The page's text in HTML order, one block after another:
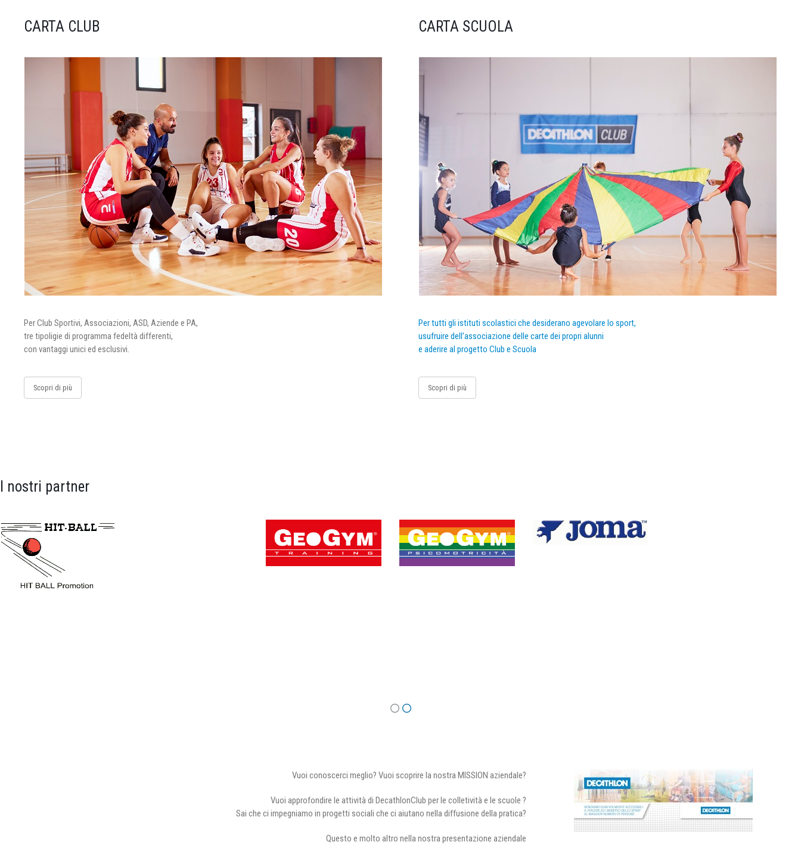
CARTA CLUB
Per Club Sportivi, Associazioni, ASD, Aziende e PA,
tre tipoligie di programma fedeltà differenti,
con vantaggi unici ed esclusivi.
Scopri di più
CARTA SCUOLA
Per tutti gli istituti scolastici che desiderano agevolare lo sport,
usufruire dell’associazione delle carte dei propri alunni
e aderire al progetto Club e Scuola
Scopri di più
I nostri partner
Vuoi conoscerci meglio? Vuoi scoprire la nostra MISSION aziendale?
Vuoi approfondire le attività di DecathlonClub per le colletività e le scuole ?
Sai che ci impegniamo in progetti sociali che ci aiutano nella diffusione della pratica?
Questo e molto altro nella nostra presentazione aziendale